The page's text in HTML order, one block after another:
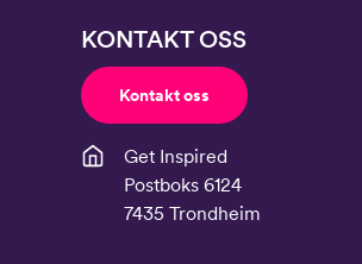
KONTAKT OSS
Kontakt oss
Get Inspired
Postboks 6124
7435 Trondheim